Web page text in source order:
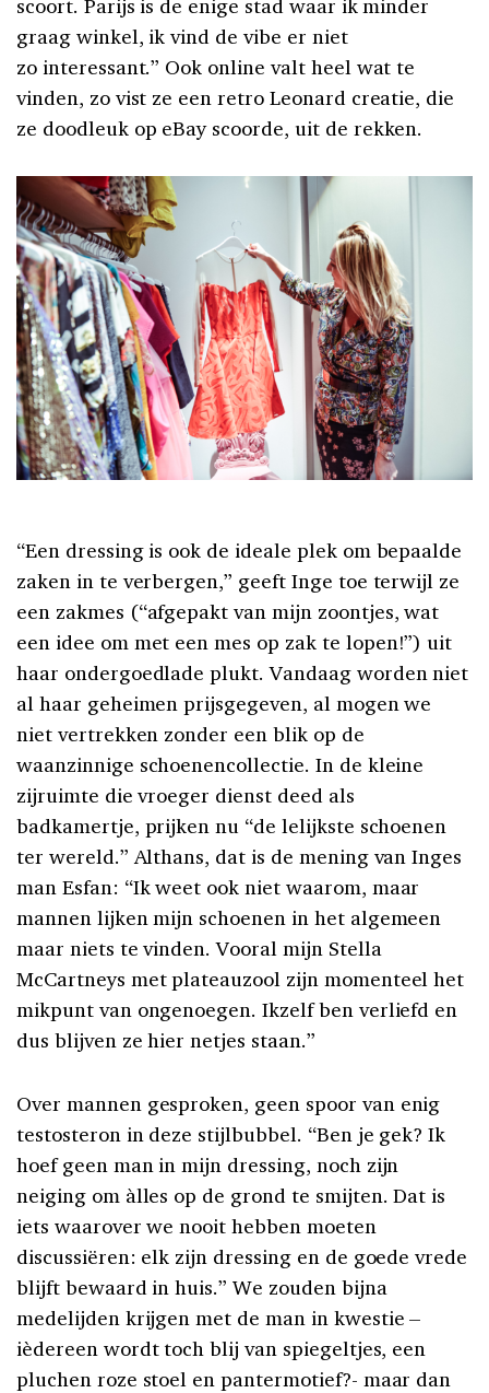
graag winkel, ik vind de vibe er niet
zo interessant.” Ook online valt heel wat te
vinden, zo vist ze een retro Leonard creatie, die
ze doodleuk op eBay scoorde, uit de rekken.
“Een dressing is ook de ideale plek om bepaalde
zaken in te verbergen,” geeft Inge toe terwijl ze
een zakmes (“afgepakt van mijn zoontjes, wat
een idee om met een mes op zak te lopen!”) uit
haar ondergoedlade plukt. Vandaag worden niet
al haar geheimen prijsgegeven, al mogen we
niet vertrekken zonder een blik op de
waanzinnige schoenencollectie. In de kleine
zijruimte die vroeger dienst deed als
badkamertje, prijken nu “de lelijkste schoenen
ter wereld.” Althans, dat is de mening van Inges
man Esfan: “Ik weet ook niet waarom, maar
mannen lijken mijn schoenen in het algemeen
maar niets te vinden. Vooral mijn Stella
McCartneys met plateauzool zijn momenteel het
mikpunt van ongenoegen. Ikzelf ben verliefd en
dus blijven ze hier netjes staan.”
Over mannen gesproken, geen spoor van enig
testosteron in deze stijlbubbel. “Ben je gek? Ik
hoef geen man in mijn dressing, noch zijn
neiging om àlles op de grond te smijten. Dat is
iets waarover we nooit hebben moeten
discussiëren: elk zijn dressing en de goede vrede
blijft bewaard in huis.” We zouden bijna
medelijden krijgen met de man in kwestie –
ièdereen wordt toch blij van spiegeltjes, een
pluchen roze stoel en pantermotief?- maar dan